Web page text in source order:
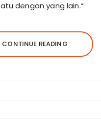
dengan yang lain.”
CONTINUE READING